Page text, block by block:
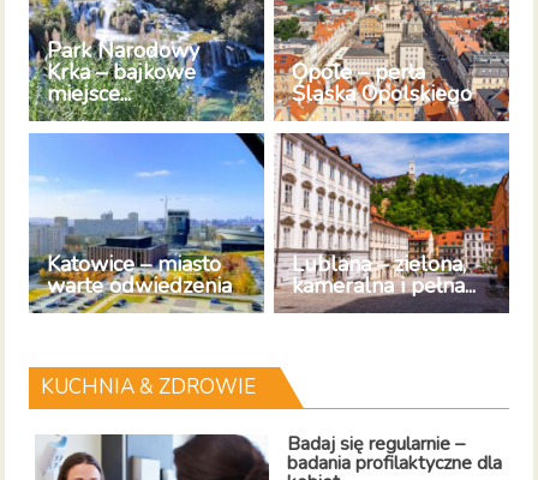
Park Narodowy
Krka – bajkowe
miejsce...
Katowice – miasto
warte odwiedzenia
Opole – perła
Śląska Opolskiego
Lublana – zielona,
kameralna i pełna...
KUCHNIA & ZDROWIE
Badaj się regularnie –
badania profilaktyczne dla